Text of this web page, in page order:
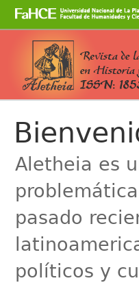
navegación
Aletheia es
pasado
políticos y